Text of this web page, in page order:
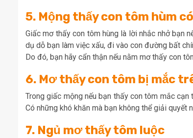
5. Mộng thấy con tôm hùm
Giấc mơ thấy con tôm hùng là lời nhắc nhở bạn
dụ dỗ bạn làm việc xấu, đi vào con đường bất
Do đó, bạn hãy cẩn thận nếu nằm mơ thấy con
6. Mơ thấy con tôm bị mắc
Trong giấc mộng nếu bạn thấy con tôm mắc
Có những khó khăn mà bạn không thể giải quyết
7. Ngủ mơ thấy tôm luộc